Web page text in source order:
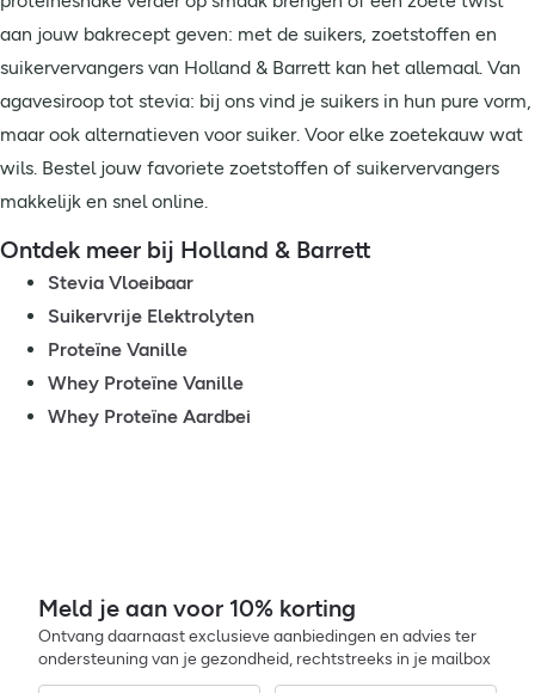
aan jouw bakrecept geven: met de suikers, zoetstoffen en
suikervervangers van Holland & Barrett kan het allemaal. Van
agavesiroop tot stevia: bij ons vind je suikers in hun pure vorm,
maar ook alternatieven voor suiker. Voor elke zoetekauw wat
wils. Bestel jouw favoriete zoetstoffen of suikervervangers
makkelijk en snel online.
Ontdek meer bij Holland & Barrett
Stevia Vloeibaar
Suikervrije Elektrolyten
Proteïne Vanille
Whey Proteïne Vanille
Whey Proteïne Aardbei
Meld je aan voor 10% korting
Ontvang daarnaast exclusieve aanbiedingen en advies ter
ondersteuning van je gezondheid, rechtstreeks in je mailbox